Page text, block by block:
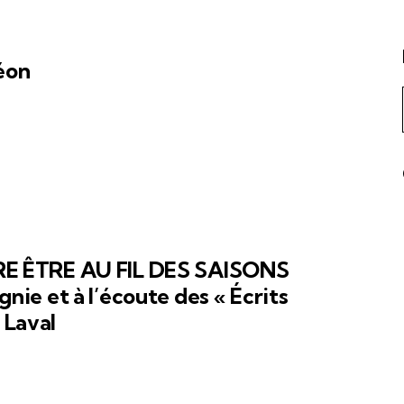
ÊTRE AU FIL DES SAISONS
et à l’écoute des « Écrits